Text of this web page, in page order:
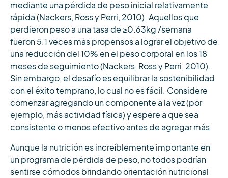
mediante una pérdida de peso inicial relativamente
rápida (Nackers, Ross y Perri, 2010). Aquellos que
perdieron peso a una tasa de ≥0.63kg /semana
fueron 5.1 veces más propensos a lograr el objetivo de
una reducción del 10% en el peso corporal en los 18
meses de seguimiento (Nackers, Ross y Perri, 2010).
Sin embargo, el desafío es equilibrar la sostenibilidad
con el éxito temprano, lo cual no es fácil. Considere
comenzar agregando un componente a la vez (por
ejemplo, más actividad física) y espere a que sea
consistente o menos efectivo antes de agregar más.
Aunque la nutrición es increíblemente importante en
un programa de pérdida de peso, no todos podrían
sentirse cómodos brindando orientación nutricional